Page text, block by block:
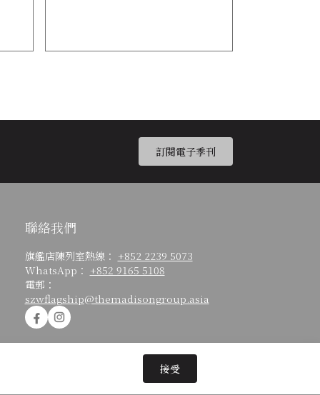
接受
訂閱電子季刊
聯絡我們
旗艦店陳列室熱線： +852 2239 5073
WhatsApp： +852 9165 5108
電郵：
szwflagship@themadisongroup.asia